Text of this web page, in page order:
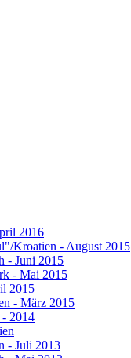
2016
Kroatien - August 2015
- Juni 2015
- Mai 2015
2015
- März 2015
- 2014
- Juli 2013